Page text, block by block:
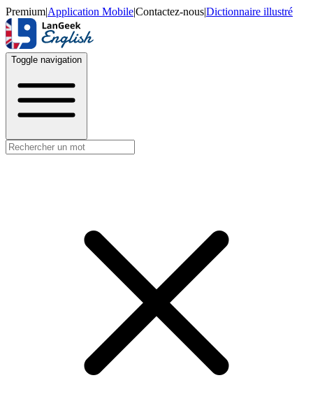
Premium|Application Mobile|Contactez-nous|Dictionnaire illustré
Toggle navigation